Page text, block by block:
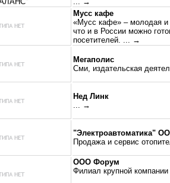
Мусс кафе
«Мусс кафе» – молодая и
что и в России можно
посетителей.
... →
Мегаполис
Сми, издательская
Нед Линк
... →
"Электроавтоматика"
Продажа и сервис
ООО Форум
Филиал крупной